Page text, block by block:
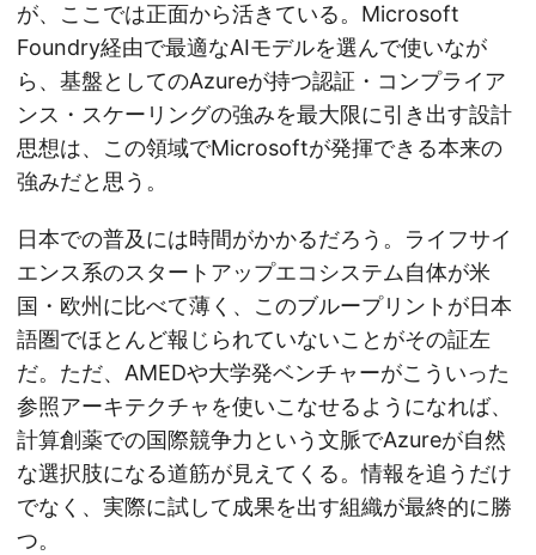
が、ここでは正面から活きている。Microsoft
Foundry経由で最適なAIモデルを選んで使いなが
ら、基盤としてのAzureが持つ認証・コンプライア
ンス・スケーリングの強みを最大限に引き出す設計
思想は、この領域でMicrosoftが発揮できる本来の
強みだと思う。
日本での普及には時間がかかるだろう。ライフサイ
エンス系のスタートアップエコシステム自体が米
国・欧州に比べて薄く、このブループリントが日本
語圏でほとんど報じられていないことがその証左
だ。ただ、AMEDや大学発ベンチャーがこういった
参照アーキテクチャを使いこなせるようになれば、
計算創薬での国際競争力という文脈でAzureが自然
な選択肢になる道筋が見えてくる。情報を追うだけ
でなく、実際に試して成果を出す組織が最終的に勝
つ。